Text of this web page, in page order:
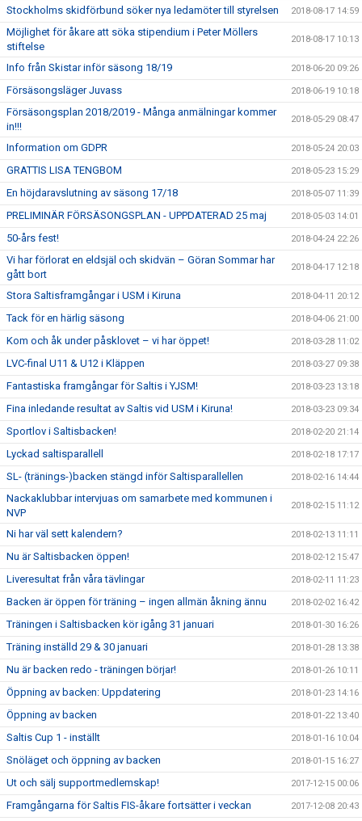
Stockholms skidförbund söker nya ledamöter till styrelsen 2018-08-17 14:59
Möjlighet för åkare att söka stipendium i Peter Möllers
stiftelse
2018-08-17 10:13
Info från Skistar inför säsong 18/19 2018-06-20 09:26
Försäsongsläger Juvass 2018-06-19 10:18
Försäsongsplan 2018/2019 - Många anmälningar kommer
in!!!
2018-05-29 08:47
Information om GDPR 2018-05-24 20:03
GRATTIS LISA TENGBOM 2018-05-23 15:29
En höjdaravslutning av säsong 17/18 2018-05-07 11:39
PRELIMINÄR FÖRSÄSONGSPLAN - UPPDATERAD 25 maj 2018-05-03 14:01
50-års fest! 2018-04-24 22:26
Vi har förlorat en eldsjäl och skidvän – Göran Sommar har
gått bort
2018-04-17 12:18
Stora Saltisframgångar i USM i Kiruna 2018-04-11 20:12
Tack för en härlig säsong 2018-04-06 21:00
Kom och åk under påsklovet – vi har öppet! 2018-03-28 11:02
LVC-final U11 & U12 i Kläppen 2018-03-27 09:38
Fantastiska framgångar för Saltis i YJSM! 2018-03-23 13:18
Fina inledande resultat av Saltis vid USM i Kiruna! 2018-03-23 09:34
Sportlov i Saltisbacken! 2018-02-20 21:14
Lyckad saltisparallell 2018-02-18 17:17
SL- (tränings-)backen stängd inför Saltisparallellen 2018-02-16 14:44
Nackaklubbar intervjuas om samarbete med kommunen i
NVP
2018-02-15 11:12
Ni har väl sett kalendern? 2018-02-13 11:11
Nu är Saltisbacken öppen! 2018-02-12 15:47
Liveresultat från våra tävlingar 2018-02-11 11:23
Backen är öppen för träning – ingen allmän åkning ännu 2018-02-02 16:42
Träningen i Saltisbacken kör igång 31 januari 2018-01-30 16:26
Träning inställd 29 & 30 januari 2018-01-28 13:38
Nu är backen redo - träningen börjar! 2018-01-26 10:11
Öppning av backen: Uppdatering 2018-01-23 14:16
Öppning av backen 2018-01-22 13:40
Saltis Cup 1 - inställt 2018-01-16 10:04
Snöläget och öppning av backen 2018-01-15 16:27
Ut och sälj supportmedlemskap! 2017-12-15 00:06
Framgångarna för Saltis FIS-åkare fortsätter i veckan 2017-12-08 20:43